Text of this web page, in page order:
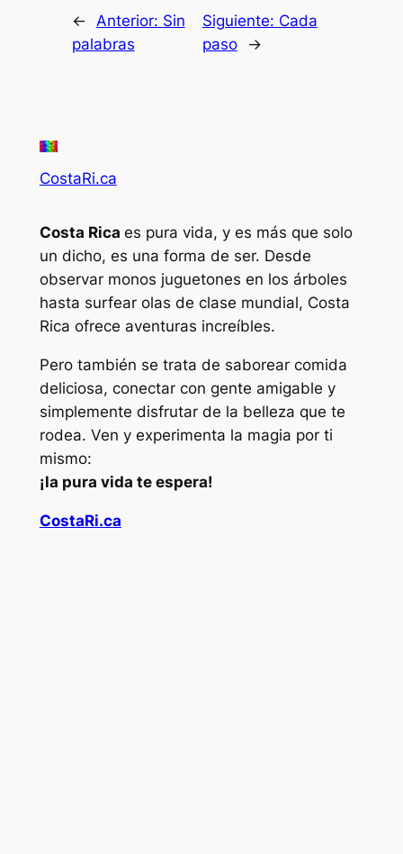
← Anterior: Sin
palabras
Siguiente: Cada
paso
→
CostaRi.ca
Costa Rica es pura vida, y es más que solo
un dicho, es una forma de ser. Desde
observar monos juguetones en los árboles
hasta surfear olas de clase mundial, Costa
Rica ofrece aventuras increíbles.
Pero también se trata de saborear comida
deliciosa, conectar con gente amigable y
simplemente disfrutar de la belleza que te
rodea. Ven y experimenta la magia por ti
mismo:
¡la pura vida te espera!
CostaRi.ca